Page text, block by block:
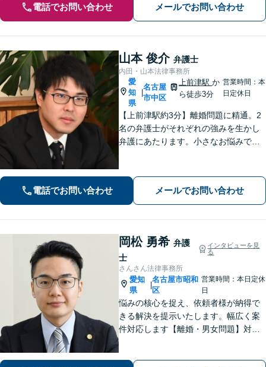
電話でお問い合わせ メールでお問い合わせ
山本 俊介 弁護士
内田・山本法律事務所
愛
知
県
|
名古屋
市中区
上前津駅か
ら徒歩3分
営業時間：本
日定休日
【上前津駅約3分】離婚問題に精通。2
名の弁護士がそれぞれの強みを生かし
弁護にあたります。小さなお悩みで
イスを行います！【初回相談無料】
電話でお問い合わせ メールでお問い合わせ
岡松 勇希 弁護
士
インタビューを見
る
さんさん法律事務所
愛知
県
|
名古屋市昭和
区
営業時間：本日定休
日
悩みの核心を捉え、依頼者様が納得で
きる解決を提示いたします。幅広く案
件対応します【離婚・男女問題】対応